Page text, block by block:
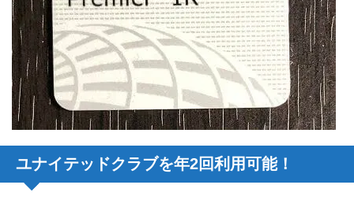
ユナイテッドクラブを年2回利用可能！